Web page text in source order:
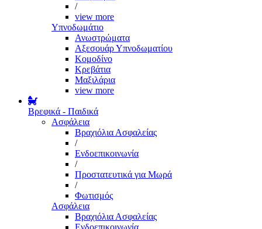
/
view more
Υπνοδωμάτιο
Ανωστρώματα
Αξεσουάρ Υπνοδωματίου
Κομοδίνο
Κρεβάτια
Μαξιλάρια
view more
Βρεφικά - Παιδικά
Ασφάλεια
Βραχιόλια Ασφαλείας
/
Ενδοεπικοινωνία
/
Προστατευτικά για Μωρά
/
Φωτισμός
Ασφάλεια
Βραχιόλια Ασφαλείας
Ενδοεπικοινωνία